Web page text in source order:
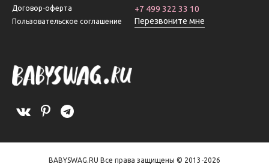
Договор-оферта
Пользовательское соглашение
+7 499 322 33 10
Перезвоните мне
BABYSWAG.RU Все права защищены © 2013-2026